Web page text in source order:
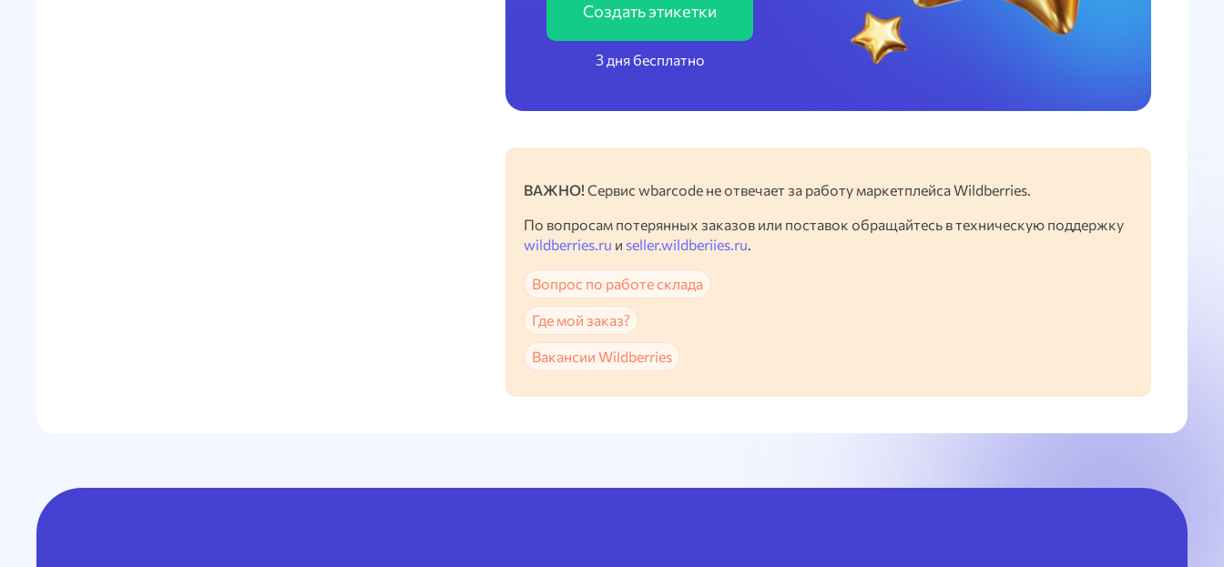
Создать этикетки
3 дня бесплатно
ВАЖНО! Сервис wbarcode не отвечает за работу маркетплейса Wildberries.
По вопросам потерянных заказов или поставок обращайтесь в техническую поддержку
wildberries.ru и seller.wildberiies.ru.
Вопрос по работе склада
Где мой заказ?
Вакансии Wildberries